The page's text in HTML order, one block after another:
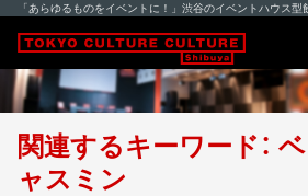
「あらゆるものをイベントに！」渋谷のイベントハウス型
関連するキーワード：
ャスミン